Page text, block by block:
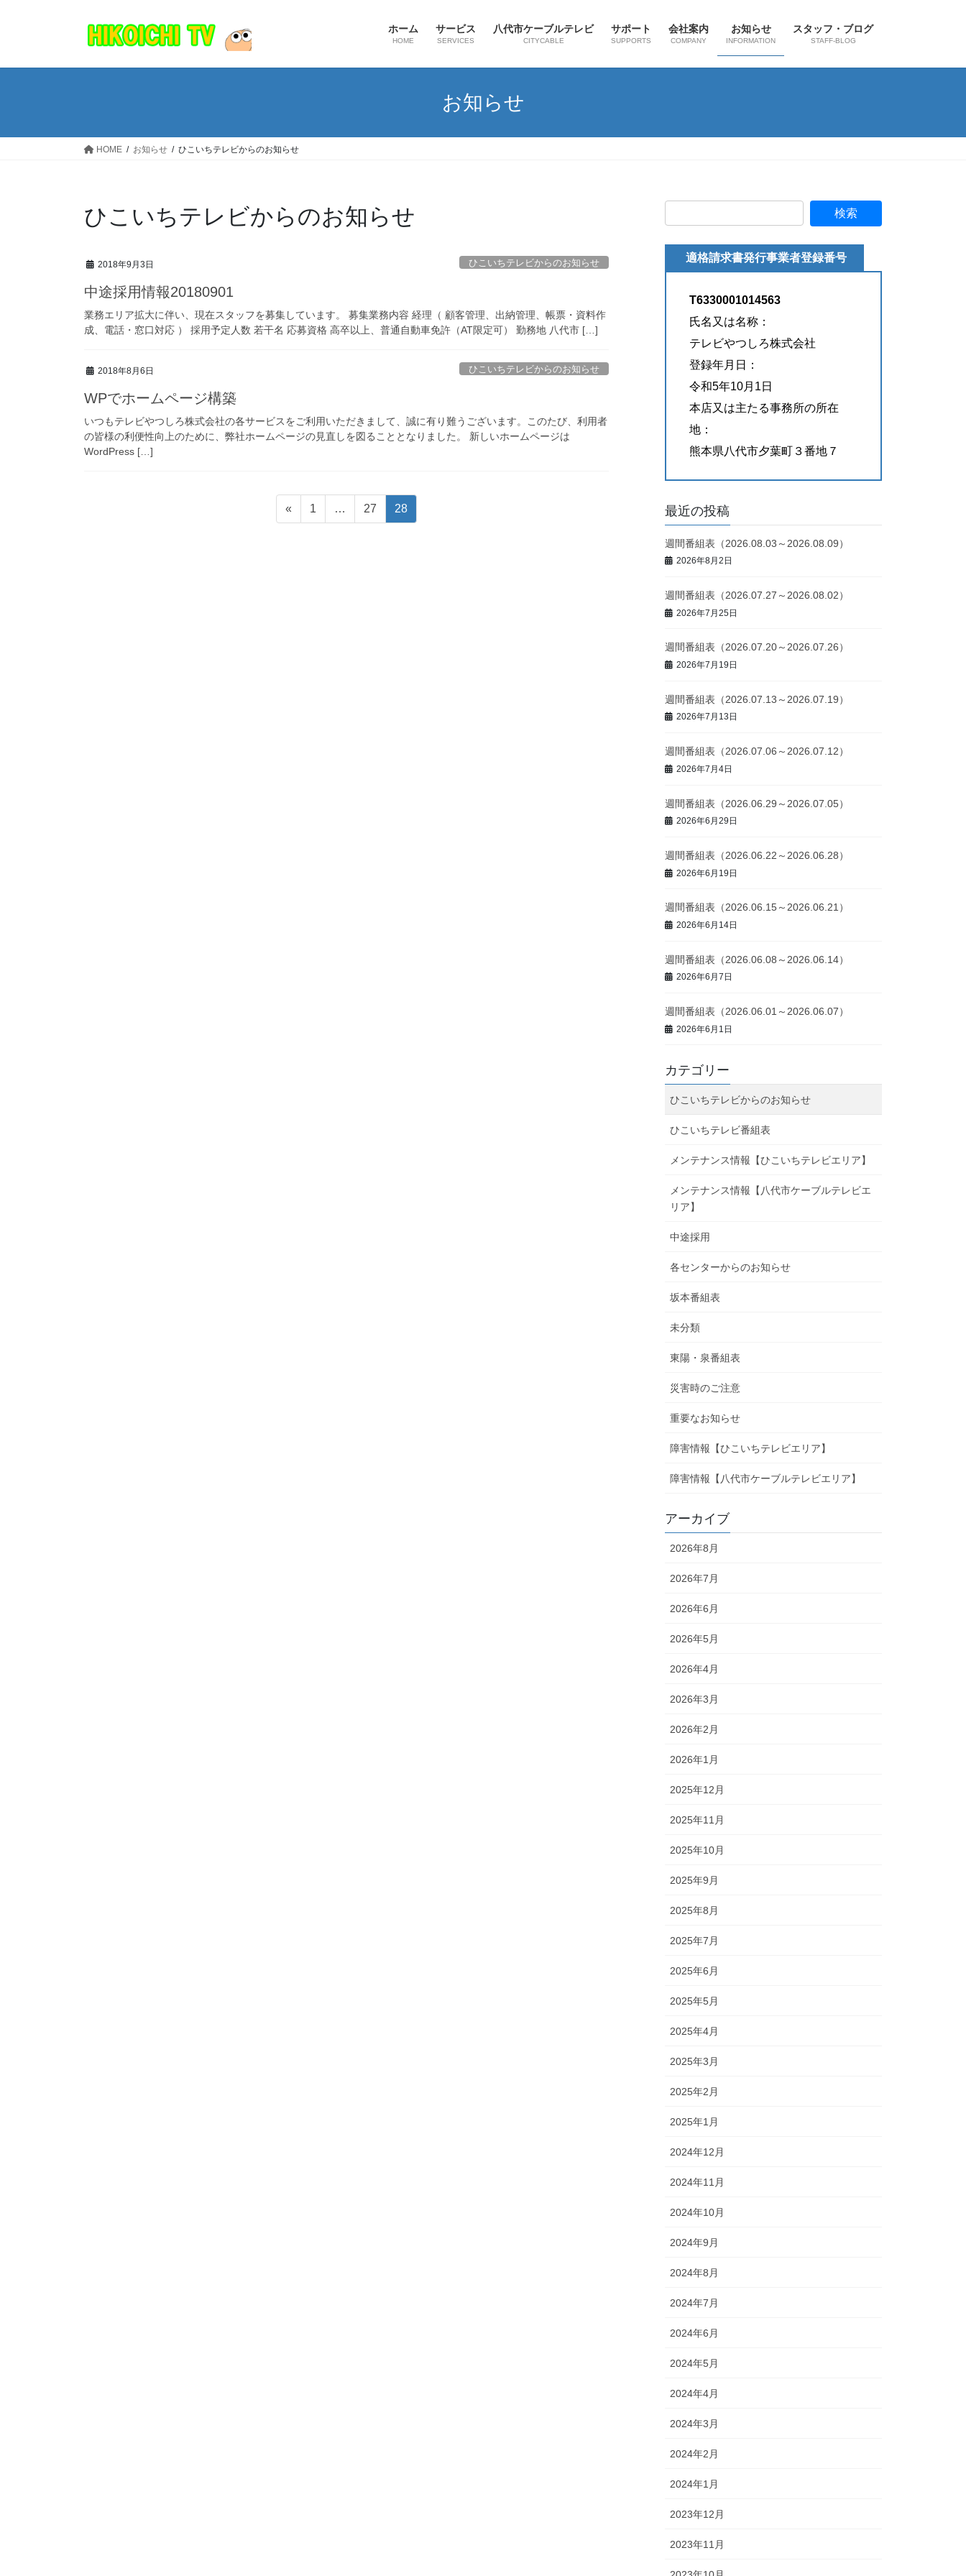
ホーム
HOME
サービス
SERVICES
八代市ケーブルテレビ
CITYCABLE
サポート
SUPPORTS
会社案内
COMPANY
お知らせ
INFORMATION
スタッフ・ブログ
STAFF-BLOG
お知らせ
HOME お知らせ ひこいちテレビからのお知らせ
ひこいちテレビからのお知らせ
2018年9月3日 ひこいちテレビからのお知らせ
中途採用情報20180901
業務エリア拡大に伴い、現在スタッフを募集しています。 募集業務内容 経理（ 顧客管理、出納管理、帳票・資料作
成、電話・窓口対応 ） 採用予定人数 若干名 応募資格 高卒以上、普通自動車免許（AT限定可） 勤務地 八代市 […]
2018年8月6日 ひこいちテレビからのお知らせ
WPでホームページ構築
いつもテレビやつしろ株式会社の各サービスをご利用いただきまして、誠に有り難うございます。このたび、利用者
の皆様の利便性向上のために、弊社ホームページの見直しを図ることとなりました。 新しいホームページは
WordPress […]
«
固
定
1 …
固
定
27
固
定
28
適格請求書発行事業者登録番号
T6330001014563
氏名又は名称：
テレビやつしろ株式会社
登録年月日：
令和5年10月1日
本店又は主たる事務所の所在
地：
熊本県八代市夕葉町３番地７
最近の投稿
週間番組表（2026.08.03～2026.08.09）
2026年8月2日
週間番組表（2026.07.27～2026.08.02）
2026年7月25日
週間番組表（2026.07.20～2026.07.26）
2026年7月19日
週間番組表（2026.07.13～2026.07.19）
2026年7月13日
週間番組表（2026.07.06～2026.07.12）
2026年7月4日
週間番組表（2026.06.29～2026.07.05）
2026年6月29日
週間番組表（2026.06.22～2026.06.28）
2026年6月19日
週間番組表（2026.06.15～2026.06.21）
2026年6月14日
週間番組表（2026.06.08～2026.06.14）
2026年6月7日
週間番組表（2026.06.01～2026.06.07）
2026年6月1日
カテゴリー
ひこいちテレビからのお知らせ
ひこいちテレビ番組表
メンテナンス情報【ひこいちテレビエリア】
メンテナンス情報【八代市ケーブルテレビエ
リア】
中途採用
各センターからのお知らせ
坂本番組表
未分類
東陽・泉番組表
災害時のご注意
重要なお知らせ
障害情報【ひこいちテレビエリア】
障害情報【八代市ケーブルテレビエリア】
アーカイブ
2026年8月
2026年7月
2026年6月
2026年5月
2026年4月
2026年3月
2026年2月
2026年1月
2025年12月
2025年11月
2025年10月
2025年9月
2025年8月
2025年7月
2025年6月
2025年5月
2025年4月
2025年3月
2025年2月
2025年1月
2024年12月
2024年11月
2024年10月
2024年9月
2024年8月
2024年7月
2024年6月
2024年5月
2024年4月
2024年3月
2024年2月
2024年1月
2023年12月
2023年11月